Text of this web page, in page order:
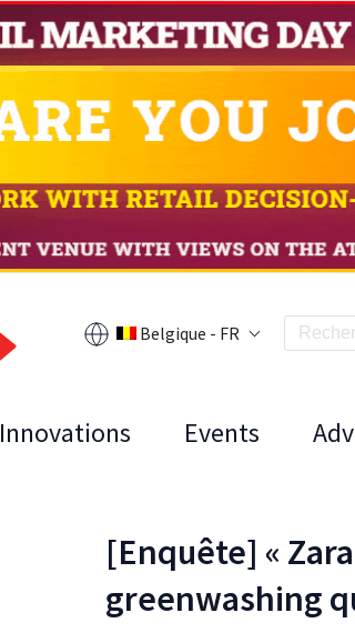
Belgique - FR
Innovations Events
[Enquête] «
greenwashing